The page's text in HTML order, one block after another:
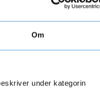
Om
under kategorin
på att handlägga
ärende som en helt ny